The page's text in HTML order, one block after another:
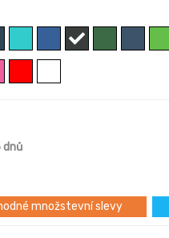
dnů
množstevní slevy